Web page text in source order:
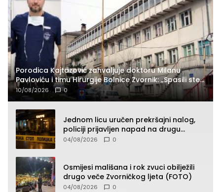
Porodica Kajtazović zahvaljuje doktoru Milanu
Pavloviću i timu Hirurgije Bolnice Zvornik: „Spasili ste
život koji nema cijenu“
10/08/2026 0
Jednom licu uručen prekršajni nalog,
policiji prijavljen napad na drugu
osobu!?
04/08/2026 0
Osmijesi mališana i rok zvuci obilježili
drugo veče Zvorničkog ljeta (FOTO)
04/08/2026 0